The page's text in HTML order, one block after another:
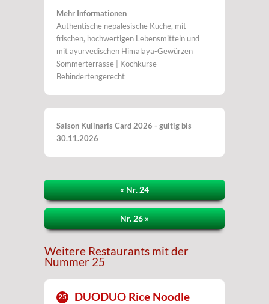
Mehr Informationen
Authentische nepalesische Küche, mit
frischen, hochwertigen Lebensmitteln und
mit ayurvedischen Himalaya-Gewürzen
Sommerterrasse | Kochkurse
Behindertengerecht
Saison Kulinaris Card 2026 - gültig bis
30.11.2026
« Nr. 24
Nr. 26 »
Weitere Restaurants mit der
Nummer 25
25 DUODUO Rice Noodle